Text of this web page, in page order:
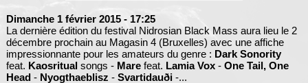
Dimanche 1 février 2015 - 17:25
La dernière édition du festival Nidrosian Black Mass aura lieu le 2
décembre prochain au Magasin 4 (Bruxelles) avec une affiche
impressionnante pour les amateurs du genre : Dark Sonority
feat. Kaosritualsongs - Marefeat. Lamia Vox- One Tail, One
Head- Nyogthaeblisz - Svartidauði-...